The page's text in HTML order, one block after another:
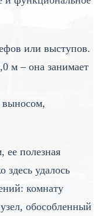
или выступов.
м – она занимает
выносом,
ее полезная
удалось
комнату
обособленный